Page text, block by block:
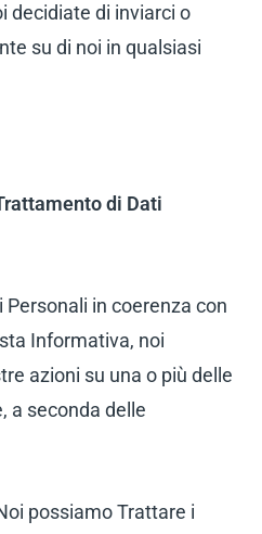
decidiate di inviarci o
su di noi in qualsiasi
di Dati
in coerenza con
Informativa, noi
azioni su una o più delle
a seconda delle
possiamo Trattare i